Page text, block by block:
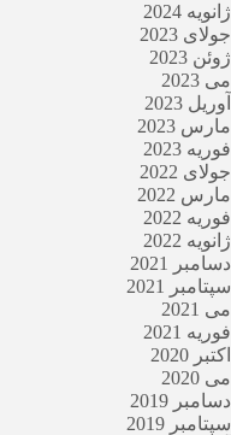
ژانویه 2024
جولای 2023
ژوئن 2023
می 2023
آوریل 2023
مارس 2023
فوریه 2023
جولای 2022
مارس 2022
فوریه 2022
ژانویه 2022
دسامبر 2021
سپتامبر 2021
می 2021
فوریه 2021
اکتبر 2020
می 2020
دسامبر 2019
سپتامبر 2019